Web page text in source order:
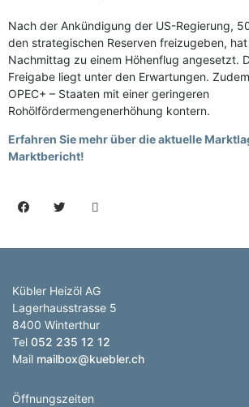
Nach der Ankündigung der US-Regierung,
den strategischen Reserven freizugeben,
Nachmittag zu einem Höhenflug angesetzt.
Freigabe liegt unter den Erwartungen.
OPEC+ – Staaten mit einer geringeren
Rohölfördermengenerhöhung kontern.
Erfahren Sie mehr über die aktuelle
Marktbericht!
Kübler Heizöl AG
Lagerhausstrasse 5
8400 Winterthur
Tel 052 235 12 12
Mail mailbox@kuebler.ch
Öffnungszeiten